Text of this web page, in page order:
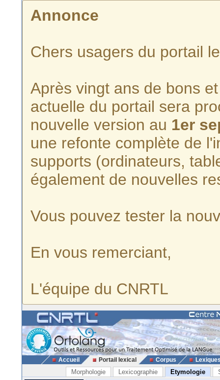
Annonce
Chers usagers du portail
Après vingt ans de bons
actuelle du portail sera
nouvelle version au 1er
une refonte complète de
supports (ordinateurs,
également de nouvelles
Vous pouvez tester la
En vous remerciant,
L'équipe du CNRTL
Accueil Portail lexical Corpus
Morphologie Lexicographie Etymologie